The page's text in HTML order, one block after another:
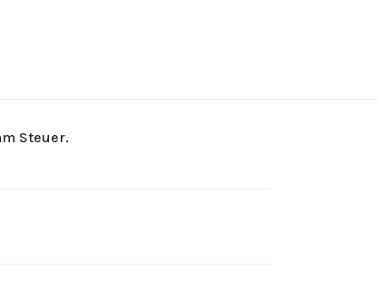
Steuer.